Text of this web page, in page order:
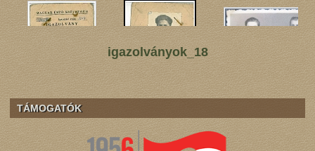
igazolványok_18
TÁMOGATÓK